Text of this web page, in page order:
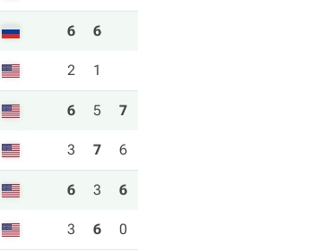
6 6
2 1
6 5 7
3 7 6
6 3 6
3 6 0